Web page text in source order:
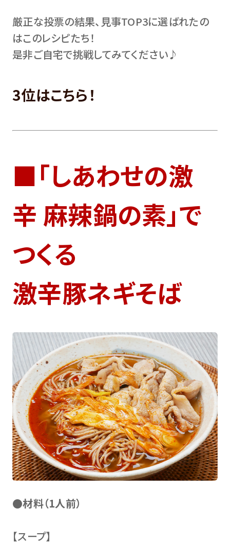
厳正な投票の結果、見事TOP3に選ばれたの
はこのレシピたち！
是非ご自宅で挑戦してみてください♪
3位はこちら！
■「しあわせの激
辛 麻辣鍋の素」で
つくる
激辛豚ネギそば
●材料（1人前）
【スープ】